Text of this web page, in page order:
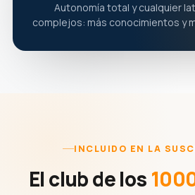
Autonomía total y cualquier
complejos: más conocimientos y
INCLUIDO EN LA
El club de los